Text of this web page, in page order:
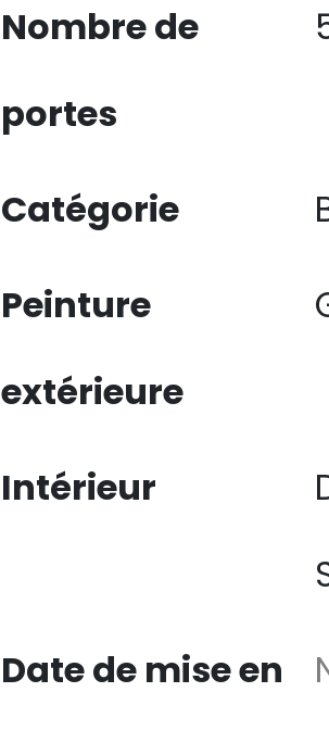
Nombre de
portes
Catégorie
Peinture
extérieure
Intérieur
Date de mise en